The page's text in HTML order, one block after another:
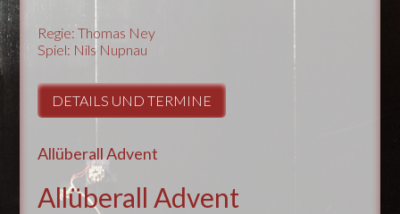
Regie: Thomas Ney
Spiel: Nils Nupnau
DETAILS UND TERMINE
Allüberall Advent
Allüberall Advent